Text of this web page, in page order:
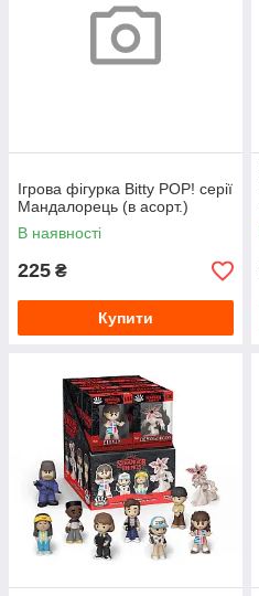
Ігрова фігурка Bitty POP! серії
Мандалорець (в асорт.)
В наявності
225 ₴
Купити